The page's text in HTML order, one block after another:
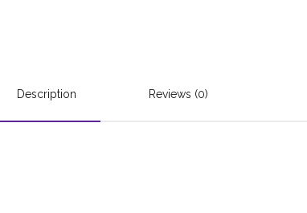
Description Reviews (0)